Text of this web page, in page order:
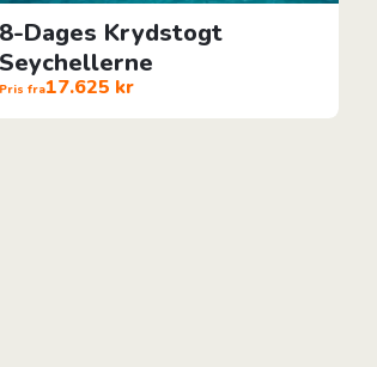
8-Dages Krydstogt
Seychellerne
Pris fra17.625 kr